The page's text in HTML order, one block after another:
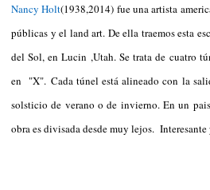
Nancy Holt(1938,2014) fue una artista
públicas y el land art. De ella traemos esta
del Sol, en Lucin ,Utah. Se trata decuatro
en "X". Cada túnel está alineado con la
solsticio de verano o de invierno. En un
obra es divisada desde muy lejos.